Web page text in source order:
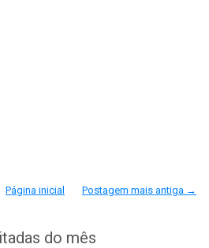
Postagem mais antiga →
Página inicial
do mês